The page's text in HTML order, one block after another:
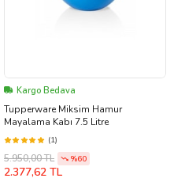
Kargo Bedava
Tupperware Miksim Hamur
Mayalama Kabı 7.5 Litre
(1)
5.950,00 TL %60
2.377,62 TL